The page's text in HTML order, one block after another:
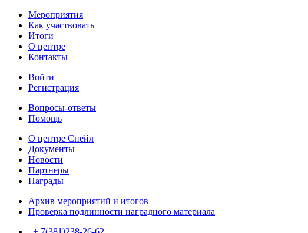
Мероприятия
Как участвовать
Итоги
О центре
Контакты
Войти
Регистрация
Вопросы-ответы
Помощь
О центре Снейл
Документы
Новости
Партнеры
Награды
Архив мероприятий и итогов
Проверка подлинности наградного материала